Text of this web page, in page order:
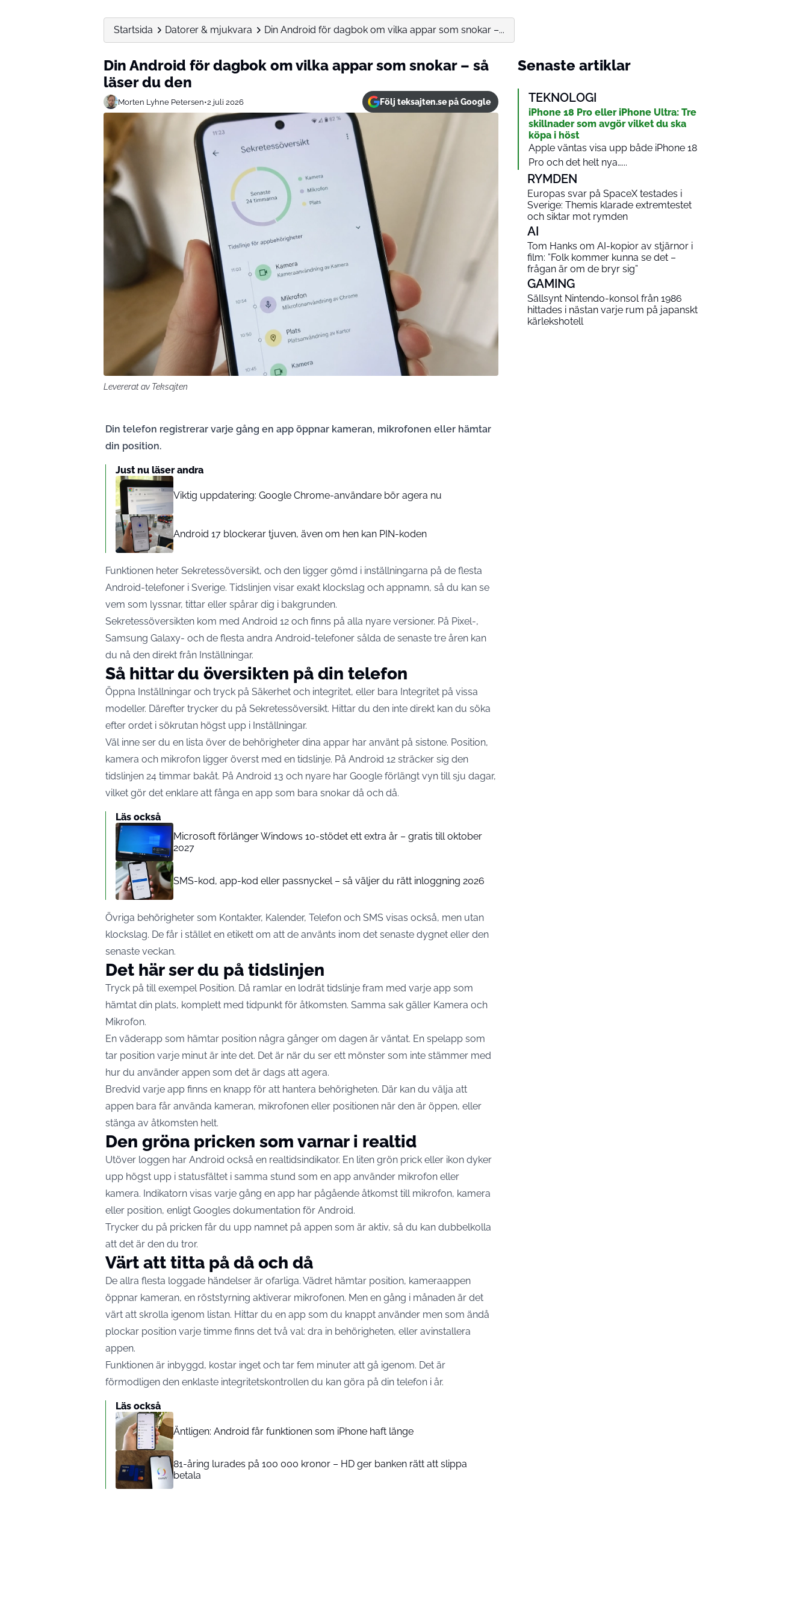
Startsida Datorer & mjukvara Din Android för dagbok om vilka appar som snokar –...
Din Android för dagbok om vilka appar som snokar – så
läser du den
Morten Lyhne Petersen•2 juli 2026 Följ teksajten.se på Google
Levererat av Teksajten
Din telefon registrerar varje gång en app öppnar kameran, mikrofonen eller hämtar
din position.
Just nu läser andra
Viktig uppdatering: Google Chrome-användare bör agera nu
Android 17 blockerar tjuven, även om hen kan PIN-koden
Funktionen heter Sekretessöversikt, och den ligger gömd i inställningarna på de flesta
Android-telefoner i Sverige. Tidslinjen visar exakt klockslag och appnamn, så du kan se
vem som lyssnar, tittar eller spårar dig i bakgrunden.
Sekretessöversikten kom med Android 12 och finns på alla nyare versioner. På Pixel-,
Samsung Galaxy- och de flesta andra Android-telefoner sålda de senaste tre åren kan
du nå den direkt från Inställningar.
Så hittar du översikten på din telefon
Öppna Inställningar och tryck på Säkerhet och integritet, eller bara Integritet på vissa
modeller. Därefter trycker du på Sekretessöversikt. Hittar du den inte direkt kan du söka
efter ordet i sökrutan högst upp i Inställningar.
Väl inne ser du en lista över de behörigheter dina appar har använt på sistone. Position,
kamera och mikrofon ligger överst med en tidslinje. På Android 12 sträcker sig den
tidslinjen 24 timmar bakåt. På Android 13 och nyare har Google förlängt vyn till sju dagar,
vilket gör det enklare att fånga en app som bara snokar då och då.
Läs också
Microsoft förlänger Windows 10-stödet ett extra år – gratis till oktober
2027
SMS-kod, app-kod eller passnyckel – så väljer du rätt inloggning 2026
Övriga behörigheter som Kontakter, Kalender, Telefon och SMS visas också, men utan
klockslag. De får i stället en etikett om att de använts inom det senaste dygnet eller den
senaste veckan.
Det här ser du på tidslinjen
Tryck på till exempel Position. Då ramlar en lodrät tidslinje fram med varje app som
hämtat din plats, komplett med tidpunkt för åtkomsten. Samma sak gäller Kamera och
Mikrofon.
En väderapp som hämtar position några gånger om dagen är väntat. En spelapp som
tar position varje minut är inte det. Det är när du ser ett mönster som inte stämmer med
hur du använder appen som det är dags att agera.
Bredvid varje app finns en knapp för att hantera behörigheten. Där kan du välja att
appen bara får använda kameran, mikrofonen eller positionen när den är öppen, eller
stänga av åtkomsten helt.
Den gröna pricken som varnar i realtid
Utöver loggen har Android också en realtidsindikator. En liten grön prick eller ikon dyker
upp högst upp i statusfältet i samma stund som en app använder mikrofon eller
kamera. Indikatorn visas varje gång en app har pågående åtkomst till mikrofon, kamera
eller position, enligt Googles dokumentation för Android.
Trycker du på pricken får du upp namnet på appen som är aktiv, så du kan dubbelkolla
att det är den du tror.
Värt att titta på då och då
De allra flesta loggade händelser är ofarliga. Vädret hämtar position, kameraappen
öppnar kameran, en röststyrning aktiverar mikrofonen. Men en gång i månaden är det
värt att skrolla igenom listan. Hittar du en app som du knappt använder men som ändå
plockar position varje timme finns det två val: dra in behörigheten, eller avinstallera
appen.
Funktionen är inbyggd, kostar inget och tar fem minuter att gå igenom. Det är
förmodligen den enklaste integritetskontrollen du kan göra på din telefon i år.
Läs också
Äntligen: Android får funktionen som iPhone haft länge
81-åring lurades på 100 000 kronor – HD ger banken rätt att slippa
betala
Senaste artiklar
TEKNOLOGI
iPhone 18 Pro eller iPhone Ultra: Tre
skillnader som avgör vilket du ska
köpa i höst
Apple väntas visa upp både iPhone 18
Pro och det helt nya…...
RYMDEN
Europas svar på SpaceX testades i
Sverige: Themis klarade extremtestet
och siktar mot rymden
AI
Tom Hanks om AI-kopior av stjärnor i
film: ”Folk kommer kunna se det –
frågan är om de bryr sig”
GAMING
Sällsynt Nintendo-konsol från 1986
hittades i nästan varje rum på japanskt
kärlekshotell